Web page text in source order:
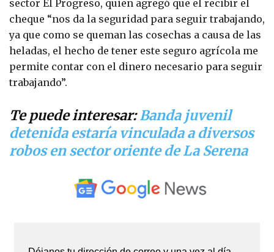
sector El Progreso, quien agregó que el recibir el
cheque “nos da la seguridad para seguir trabajando,
ya que como se queman las cosechas a causa de las
heladas, el hecho de tener este seguro agrícola me
permite contar con el dinero necesario para seguir
trabajando”.
Te puede interesar:Banda juvenil
detenida estaría vinculada a diversos
robos en sector oriente de La Serena